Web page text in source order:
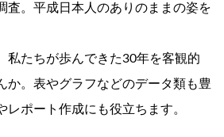
査。平成日本人のありのままの姿を
私たちが歩んできた30年を客観的
か。表やグラフなどのデータ類も豊
レポート作成にも役立ちます。